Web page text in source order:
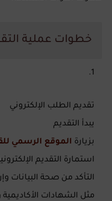
خطوات عملية
تقديم الطلب الإلكتروني
يبدأ التقديم
بزيارة الموقع الرسمي
استمارة التقديم
التأكد من صحة البيانات
مثل الشهادات